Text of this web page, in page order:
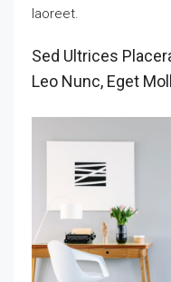
laoreet.
Sed Ultrices
Leo Nunc, Eget